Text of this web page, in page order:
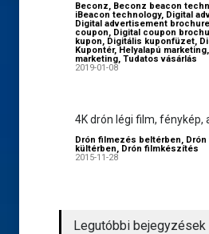
Beconz, Beconz beacon
iBeacon technology, Digital
Digital advertisement brochure
coupon, Digital coupon
kupon, Digitális kuponfüzet,
Kupontér, Helyalapú marketing,
marketing, Tudatos vásárlás
2019-01-08
4K drón légi film, fénykép,
Drón filmezés beltérben,
kültérben, Drón filmkészítés
2015-11-28
Legutóbbi bejegyzések